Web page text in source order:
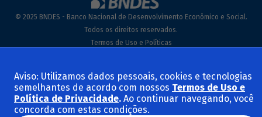
© 2025 BNDES - Banco Nacional de Desenvolvimento Econômico e Social.
Todos os direitos reservados.
Termos de Uso e Políticas
Aviso: Utilizamos dados pessoais, cookies e tecnologias
semelhantes de acordo com nossos Termos de Uso e
Política de Privacidade. Ao continuar navegando, você
concorda com estas condições.